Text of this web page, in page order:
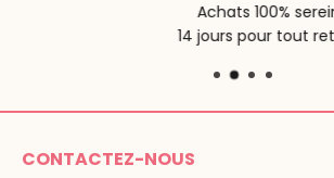
Achats 100% serein
14 jours pour tout
CONTACTEZ-NOUS